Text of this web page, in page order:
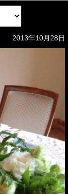
2013年10月28日